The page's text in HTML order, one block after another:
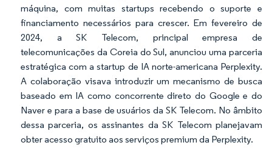
máquina, com muitas startups recebendo o suporte e
financiamento necessários para crescer. Em fevereiro de
2024, a SK Telecom, principal empresa de
telecomunicações da Coreia do Sul, anunciou uma parceria
estratégica com a startup de IA norte-americana Perplexity.
A colaboração visava introduzir um mecanismo de busca
baseado em IA como concorrente direto do Google e do
Naver e para a base de usuários da SK Telecom. No âmbito
dessa parceria, os assinantes da SK Telecom planejavam
obter acesso gratuito aos serviços premium da Perplexity.